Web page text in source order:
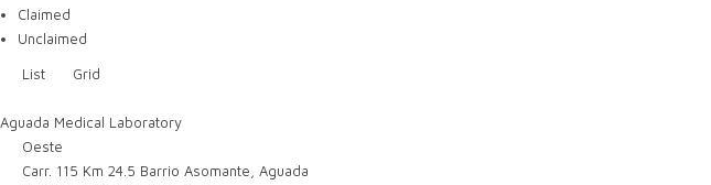
Claimed
Unclaimed
List
Grid
Aguada Medical Laboratory
Oeste
Carr. 115 Km 24.5 Barrio Asomante, Aguada